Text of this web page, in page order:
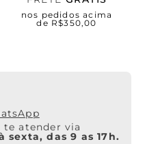
nos pedidos acima
de R$350,00
te atender via
sexta, das 9 as 17h.